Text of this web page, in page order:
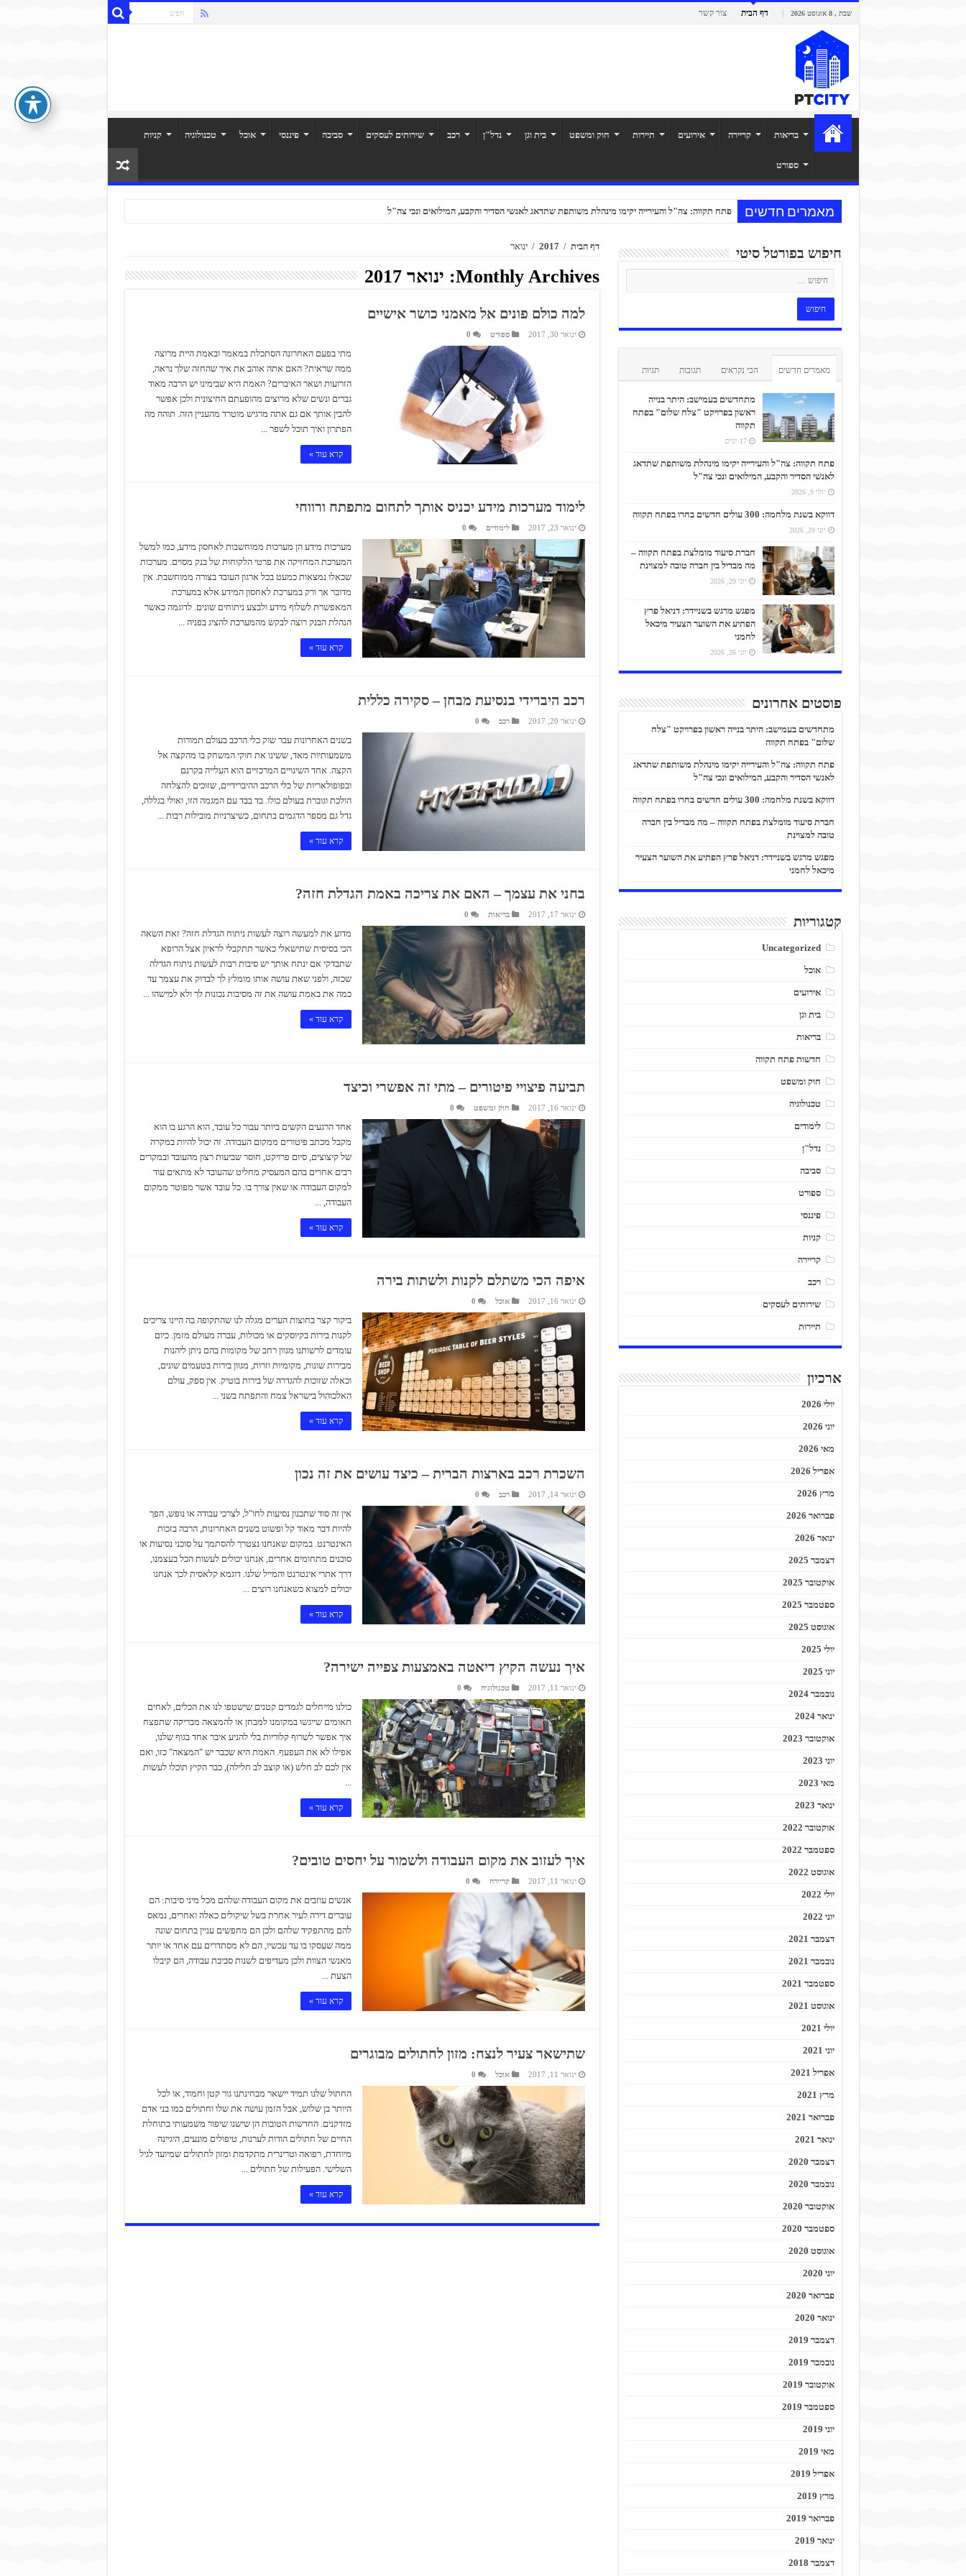
שבת , 8 אוגוסט 2026 דף הבית צור קשר
בריאות קריירה אירועים תיירות חוק ומשפט בית וגן נדל"ן רכב שירותים לעסקים סביבה פיננסי אוכל טכנולוגיה קניות
ספורט
מאמרים חדשים פתח תקווה: צה"ל והעירייה יקימו מינהלת משותפת שתדאג לאנשי הסדיר והקבע, המילואים ונכי צה"ל
דף הבית /
2017
/ ינואר
Monthly Archives: ינואר 2017
למה כולם פונים אל מאמני כושר אישיים
ינואר 30, 2017 ספורט 0
מתי בפעם האחרונה הסתכלת במאמר ובאמת היית מרוצה
ממה שראית? האם אתה אוהב את איך שהחזה שלך נראה,
הזרועות ושאר האיברים? האמת היא שבימינו יש הרבה מאוד
גברים ונשים שלא מרוצים מהופעתם החיצונית ולכן אפשר
להבין אותך אם גם אתה מרגיש מוטרד מהעניין הזה. תוהה מה
הפתרון ואיך תוכל לשפר ...
קרא עוד »
לימוד מערכות מידע יכניס אותך לתחום מתפתח ורווחי
ינואר 23, 2017 לימודים 0
מערכות מידע הן מערכות ממוחשבות לאחסון מידע, כמו למשל
המערכת המחזיקה את פרטי הלקוחות של בנק מסוים. מערכות
שכאלו נמצאות כמעט בכל ארגון העובד בצורה ממוחשבת. אין
מדובר אך ורק במערכת לאחסון המידע אלא במערכת
המאפשרת לשלוף מידע ולבצע ניתוחים שונים. לדוגמה כאשר
הנהלת הבנק רוצה לבקש מהמערכת להציג בפניה ...
קרא עוד »
רכב היברידי בנסיעת מבחן – סקירה כללית
ינואר 20, 2017 רכב 0
בשנים האחרונות עבר שוק כלי הרכב בעולם תמורות
משמעותיות מאד, ששינו את חוקי המשחק בו מהקצה אל
הקצה. אחד השינויים המרכזיים הוא העלייה בקרנם
ובפופולאריות של כלי הרכב ההיברידיים, שזוכים להצלחה
הולכת וגוברת בעולם כולו. בד בבד עם המגמה הזו, ואולי בגללה,
גדל גם מספר הדגמים בתחום, כשיצרניות מובילות רבות ...
קרא עוד »
בחני את עצמך – האם את צריכה באמת הגדלת חזה?
ינואר 17, 2017 בריאות 0
מדוע את למעשה רוצה לעשות ניתוח הגדלת חזה? זאת השאה
הכי בסיסית שתישאלי כאשר תתקבלי לראיון אצל הרופא
שתבדקי אם ינתח אותך יש סיבות רבות לעשות ניתוח הגדלה
שכזה, ולפני שאת עושה אותו מומלץ לך לבדוק את עצמך עד
כמה את באמת עושה את זה מסיבות נכונות לך ולא למישהו ...
קרא עוד »
תביעה פיצויי פיטורים – מתי זה אפשרי וכיצד
ינואר 16, 2017 חוק ומשפט 0
אחד הרגעים הקשים ביותר עבור כל עובד, הוא הרגע בו הוא
מקבל מכתב פיטורים ממקום העבודה. זה יכול להיות במקרה
של קיצוצים, סיום פרויקט, חוסר שביעות רצון מהעובד ובמקרים
רבים אחרים בהם המעסיק מחליט שהעובד לא מתאים עוד
למקום העבודה או שאין צורך בו. כל עובד אשר מפוטר ממקום
העבודה, ...
קרא עוד »
איפה הכי משתלם לקנות ולשתות בירה
ינואר 16, 2017 אוכל 0
ביקור קצר בחוצות הערים מגלה לנו שהתקופה בה היינו צריכים
לקנות בירות בקיוסקים או מכולות, עברה מעולם מזמן. כיום
עומדים לרשותנו מגוון רחב של מקומות בהם ניתן ליהנות
מבירות שונות, מקומיות וזרות, מגוון בירות בטעמים שונים,
וכאלה שזוכות להגדרה של בירות בוטיק. אין ספק, עולם
האלכוהול בישראל צמח והתפתח בשני ...
קרא עוד »
השכרת רכב בארצות הברית – כיצד עושים את זה נכון
ינואר 14, 2017 רכב 0
אין זה סוד שתכנון נסיעות לחו"ל, לצרכי עבודה או נופש, הפך
להיות דבר מאוד קל ופשוט בשנים האחרונות, הרבה בזכות
האינטרנט. במקום שאנחנו נצטרך להסתמך על סוכני נסיעות או
סוכנים מתחומים אחרים, אנחנו יכולים לעשות הכל בעצמנו,
דרך אתרי אינטרנט והמייל שלנו. דוגמא קלאסית לכך אנחנו
יכולים למצוא כשאנחנו רוצים ...
קרא עוד »
איך נעשה הקיץ דיאטה באמצעות צפייה ישירה?
ינואר 11, 2017 טכנולוגיה 0
כולנו מייחלים לגמדים קטנים שישטפו לנו את הכלים, לאחים
תאומים שייגשו במקומנו למבחן או להמצאה מבריקה שתפצח
איך אפשר לשרוף קלוריות בלי להניע איבר אחד בגוף שלנו,
אפילו לא את העפעף. האמת היא שכבר יש "המצאה" כזו, ואם
אין לכם לב חלש (או קוצב לב חלילה), כבר הקיץ תוכלו לעשות
...
קרא עוד »
איך לעזוב את מקום העבודה ולשמור על יחסים טובים?
ינואר 11, 2017 קריירה 0
אנשים עוזבים את מקום העבודה שלהם מכל מיני סיבות: הם
עוברים דירה לעיר אחרת בשל שיקולים כאלה ואחרים, נמאס
להם מהתפקיד שלהם ולכן הם מחפשים עניין בתחום שונה
ממה שעסקו בו עד עכשיו, הם לא מסתדרים עם אחד או יותר
מאנשי הצוות ולכן מעדיפים לשנות סביבת עבודה, הם קיבלו
הצעת ...
קרא עוד »
שתישאר צעיר לנצח: מזון לחתולים מבוגרים
ינואר 11, 2017 אוכל 0
החתול שלנו תמיד יישאר מבחינתנו גור קטן וחמוד, או לכל
היותר בן שלוש, אבל הזמן עושה את שלו וחתולים כמו בני אדם
מזדקנים. החדשות הטובות הן שישנו שיפור משמעותי בתוחלת
החיים של חתולים הודות לערנות, טיפולים מונעים, היגיינה
מיוחדת, רפואה וטרינרית מתקדמת ומזון לחתולים שמיועד לגיל
השלישי. הפעילות של חתולים ...
קרא עוד »
חיפוש בפורטל סיטי
מאמרים חדשים הכי נקראים תגובות תגיות
מתחדשים בעמישב: היתר בנייה
ראשון בפרויקט "צלח שלום" בפתח
תקווה
17 ימים
פתח תקווה: צה"ל והעירייה יקימו מינהלת משותפת שתדאג
לאנשי הסדיר והקבע, המילואים ונכי צה"ל
יולי 9, 2026
דווקא בשנת מלחמה: 300 עולים חדשים בחרו בפתח תקווה
יוני 29, 2026
חברת סיעוד מומלצת בפתח תקווה –
מה מבדיל בין חברה טובה למצוינת
יוני 29, 2026
מפגש מרגש בשניידר: דניאל פרץ
הפתיע את השוער הצעיר מיכאל
לחמני
יוני 26, 2026
פוסטים אחרונים
מתחדשים בעמישב: היתר בנייה ראשון בפרויקט "צלח
שלום" בפתח תקווה
פתח תקווה: צה"ל והעירייה יקימו מינהלת משותפת שתדאג
לאנשי הסדיר והקבע, המילואים ונכי צה"ל
דווקא בשנת מלחמה: 300 עולים חדשים בחרו בפתח תקווה
חברת סיעוד מומלצת בפתח תקווה – מה מבדיל בין חברה
טובה למצוינת
מפגש מרגש בשניידר: דניאל פרץ הפתיע את השוער הצעיר
מיכאל לחמני
קטגוריות
Uncategorized
אוכל
אירועים
בית וגן
בריאות
חדשות פתח תקווה
חוק ומשפט
טכנולוגיה
לימודים
נדל"ן
סביבה
ספורט
פיננסי
קניות
קריירה
רכב
שירותים לעסקים
תיירות
ארכיון
יולי 2026
יוני 2026
מאי 2026
אפריל 2026
מרץ 2026
פברואר 2026
ינואר 2026
דצמבר 2025
אוקטובר 2025
ספטמבר 2025
אוגוסט 2025
יולי 2025
יוני 2025
נובמבר 2024
ינואר 2024
אוקטובר 2023
יוני 2023
מאי 2023
ינואר 2023
אוקטובר 2022
ספטמבר 2022
אוגוסט 2022
יולי 2022
יוני 2022
דצמבר 2021
נובמבר 2021
ספטמבר 2021
אוגוסט 2021
יולי 2021
יוני 2021
אפריל 2021
מרץ 2021
פברואר 2021
ינואר 2021
דצמבר 2020
נובמבר 2020
אוקטובר 2020
ספטמבר 2020
אוגוסט 2020
יוני 2020
פברואר 2020
ינואר 2020
דצמבר 2019
נובמבר 2019
אוקטובר 2019
ספטמבר 2019
יוני 2019
מאי 2019
אפריל 2019
מרץ 2019
פברואר 2019
ינואר 2019
דצמבר 2018